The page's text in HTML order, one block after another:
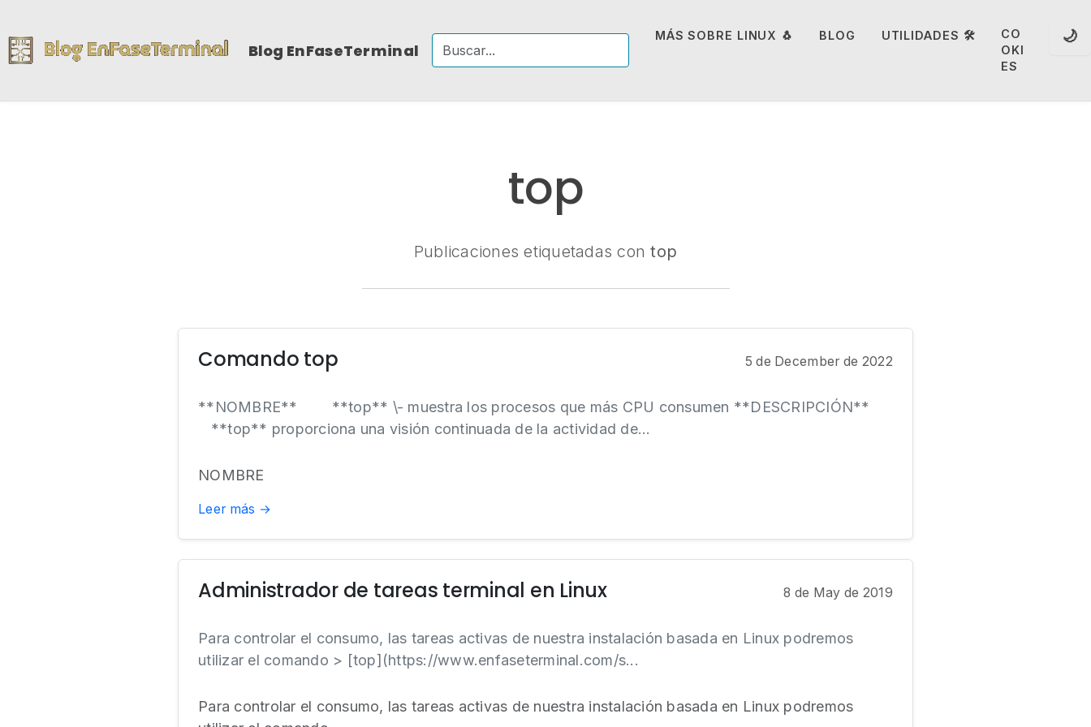
Blog EnFaseTerminal
MÁS SOBRE LINUX 🐧 BLOG UTILIDADES 🛠️
CO
OKI
ES
🌙
top
Publicaciones etiquetadas contop
Comando top 5 de December de 2022
**NOMBRE** **top** \- muestra los procesos que más CPU consumen **DESCRIPCIÓN**
**top** proporciona una visión continuada de la actividad de...
NOMBRE
Leer más →
Administrador de tareas terminal en Linux 8 de May de 2019
Para controlar el consumo, las tareas activas de nuestra instalación basada en Linux podremos
utilizar el comando > [top](https://www.enfaseterminal.com/s...
Para controlar el consumo, las tareas activas de nuestra instalación basada en Linux podremos